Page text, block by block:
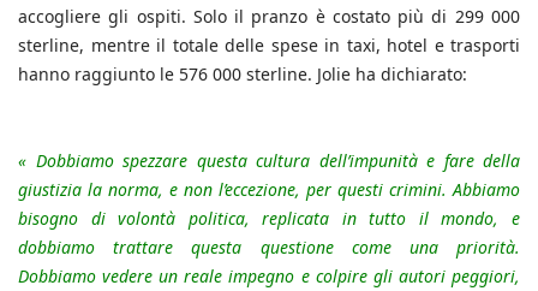
accogliere gli ospiti. Solo il pranzo è costato più di 299 000
sterline, mentre il totale delle spese in taxi, hotel e trasporti
hanno raggiunto le 576 000 sterline. Jolie ha dichiarato:
« Dobbiamo spezzare questa cultura dell’impunità e fare della
giustizia la norma, e non l’eccezione, per questi crimini. Abbiamo
bisogno di volontà politica, replicata in tutto il mondo, e
dobbiamo trattare questa questione come una priorità.
Dobbiamo vedere un reale impegno e colpire gli autori peggiori,